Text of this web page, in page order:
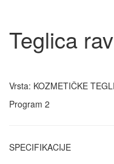
Teglica
Vrsta: KOZMETIČKE
Program 2
SPECIFIKACIJE